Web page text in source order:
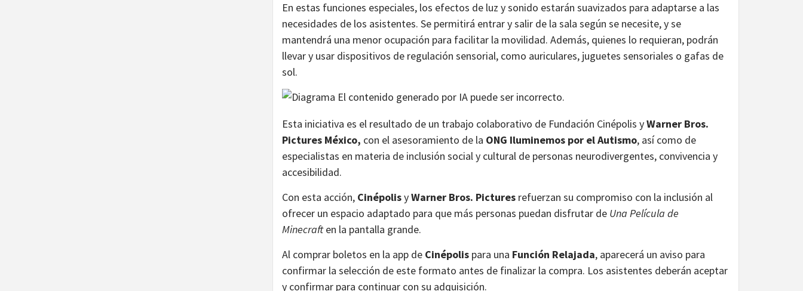
En estas funciones especiales, los efectos de luz y sonido estarán suavizados para adaptarse a las
necesidades de los asistentes. Se permitirá entrar y salir de la sala según se necesite, y se
mantendrá una menor ocupación para facilitar la movilidad. Además, quienes lo requieran, podrán
llevar y usar dispositivos de regulación sensorial, como auriculares, juguetes sensoriales o gafas de
sol.
Esta iniciativa es el resultado de un trabajo colaborativo de Fundación Cinépolis yWarner Bros.
Pictures México, con el asesoramiento de la ONG Iluminemos por el Autismo, así como de
especialistas en materia de inclusión social y cultural de personas neurodivergentes, convivencia y
accesibilidad.
Con esta acción, CinépolisyWarner Bros. Pictures refuerzan su compromiso con la inclusión al
ofrecer un espacio adaptado para que más personas puedan disfrutar de Una Película de
Minecraften la pantalla grande.
Al comprar boletos en la app de Cinépolis para una Función Relajada, aparecerá un aviso para
confirmar la selección de este formato antes de finalizar la compra. Los asistentes deberán aceptar
y confirmar para continuar con su adquisición.